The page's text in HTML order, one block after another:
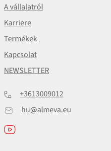
A vállalatról
Karriere
Termékek
Kapcsolat
NEWSLETTER
+3613009012
hu@almeva.eu